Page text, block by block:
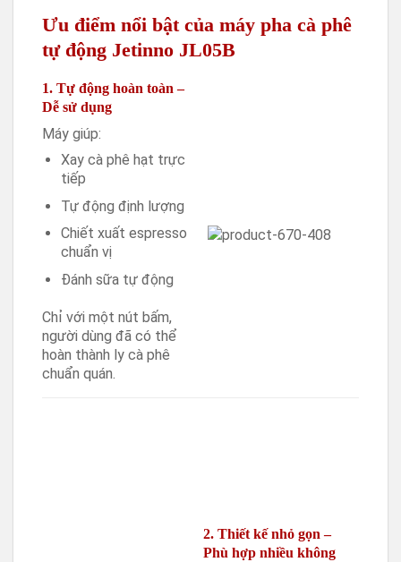
Ưu điểm nổi bật của máy pha cà phê
tự động Jetinno JL05B
1. Tự động hoàn toàn –
Dễ sử dụng
Máy giúp:
Xay cà phê hạt trực
tiếp
Tự động định lượng
Chiết xuất espresso
chuẩn vị
Đánh sữa tự động
Chỉ với một nút bấm,
người dùng đã có thể
hoàn thành ly cà phê
chuẩn quán.
2. Thiết kế nhỏ gọn –
Phù hợp nhiều không